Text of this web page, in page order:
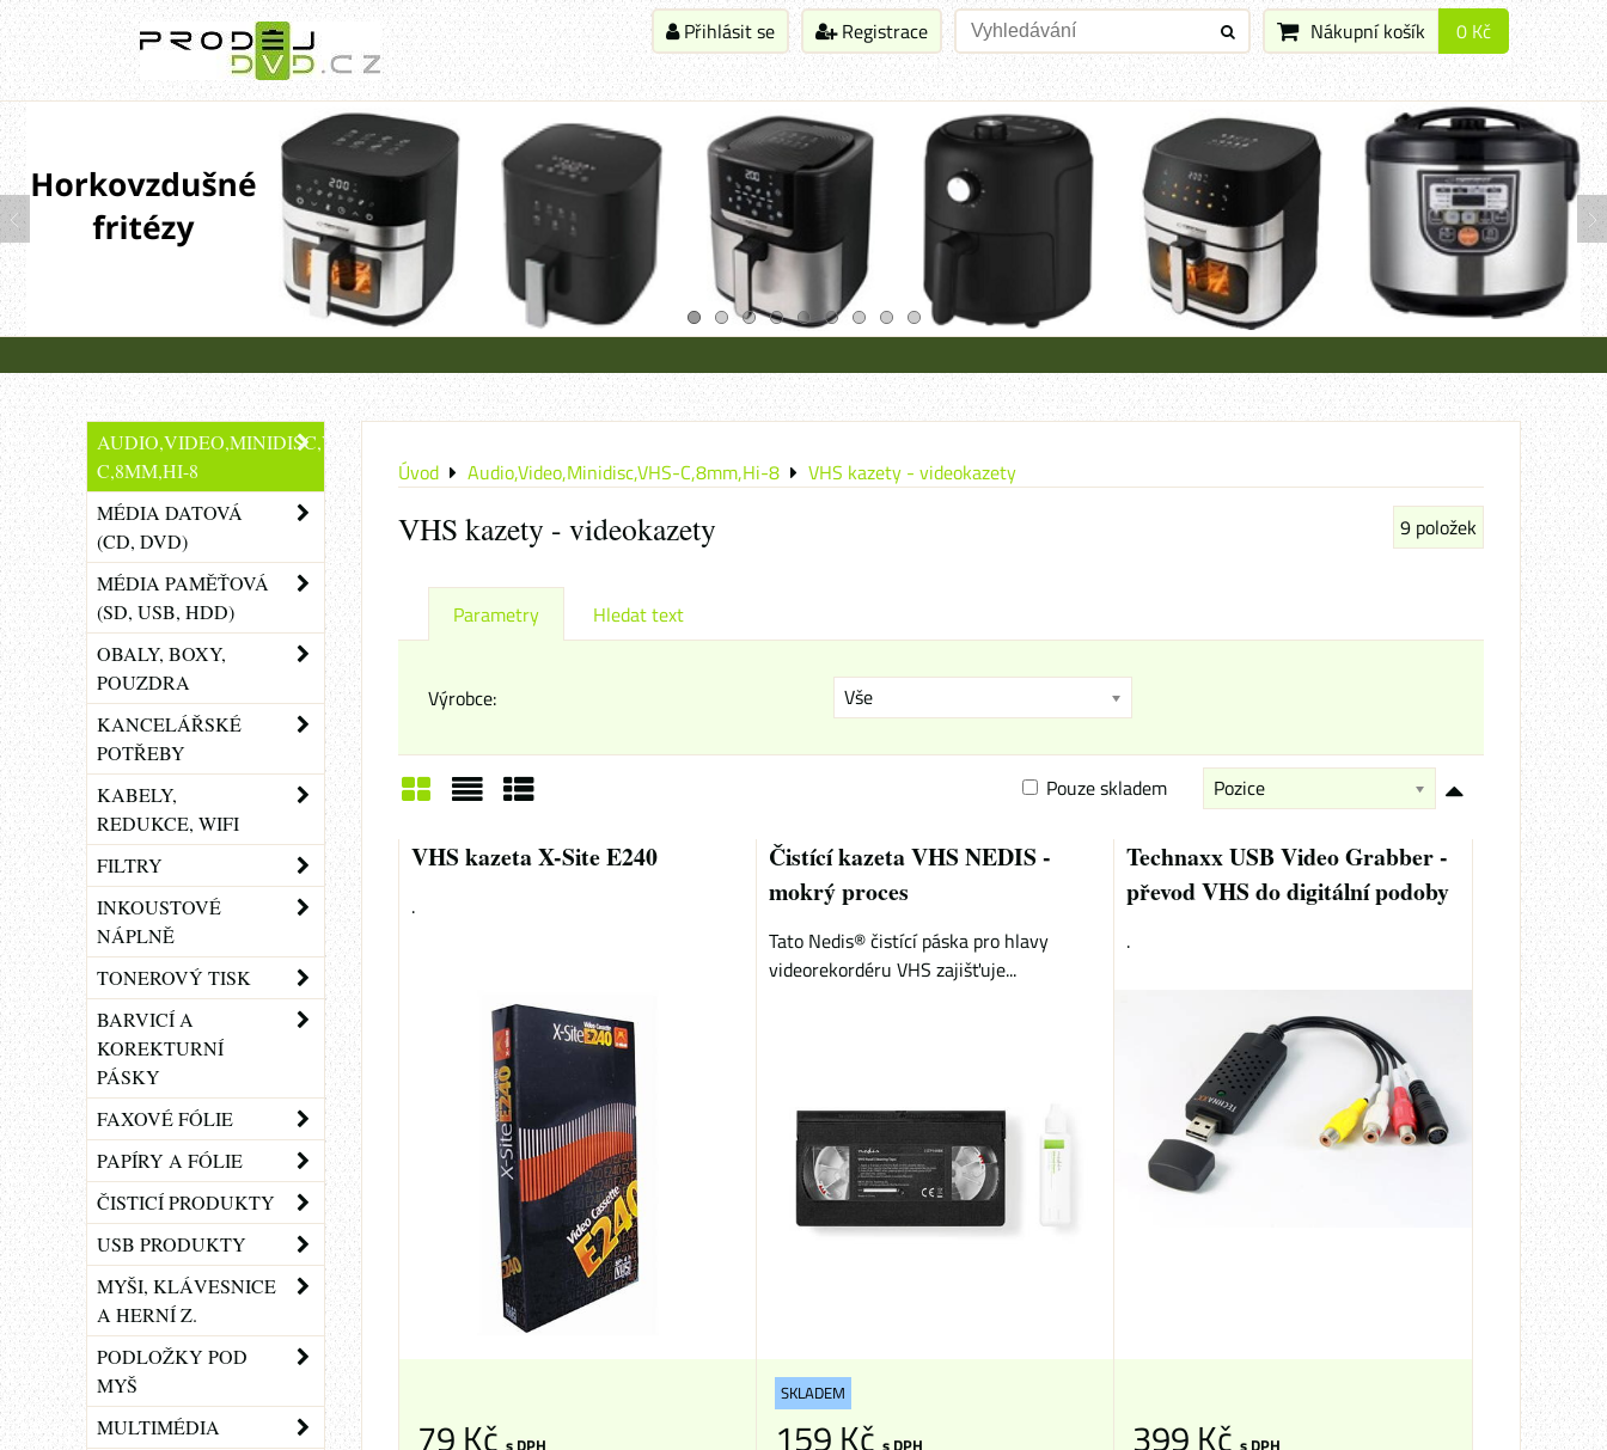
Přihlásit se Registrace Nákupní košík 0 Kč
Úvod Audio,Video,Minidisc,VHS-C,8mm,Hi-8 VHS kazety - videokazety
VHS kazety - videokazety 9 položek
Parametry Hledat text
Výrobce: Vše
Mřížka
Pozice
Pouze skladem
VHS kazeta X-Site E240
.
79 Kč s DPH
Čistící kazeta VHS NEDIS -
mokrý proces
Tato Nedis® čistící páska pro hlavy
videorekordéru VHS zajišťuje...
SKLADEM
159 Kč s DPH
Technaxx USB Video Grabber -
převod VHS do digitální podoby
.
399 Kčs DPH
AUDIO,VIDEO,MINIDISC,VHS-
C,8MM,HI-8
MÉDIA DATOVÁ
(CD, DVD)
MÉDIA PAMĚŤOVÁ
(SD, USB, HDD)
OBALY, BOXY,
POUZDRA
KANCELÁŘSKÉ
POTŘEBY
KABELY,
REDUKCE, WIFI
FILTRY
INKOUSTOVÉ
NÁPLNĚ
TONEROVÝ TISK
BARVICÍ A
KOREKTURNÍ
PÁSKY
FAXOVÉ FÓLIE
PAPÍRY A FÓLIE
ČISTICÍ PRODUKTY
USB PRODUKTY
MYŠI, KLÁVESNICE
A HERNÍ Z.
PODLOŽKY POD
MYŠ
MULTIMÉDIA